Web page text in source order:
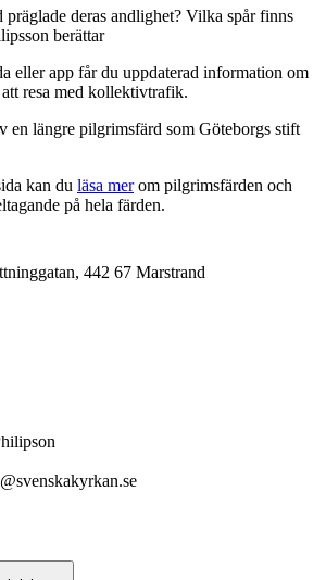
deras andlighet? Vilka spår finns
berättar
eller app får du uppdaterad information om
resa med kollektivtrafik.
en längre pilgrimsfärd som Göteborgs stift
kan du läsa merom pilgrimsfärden och
på hela färden.
442 67 Marstrand